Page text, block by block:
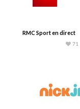
RMC Sport en direct
71